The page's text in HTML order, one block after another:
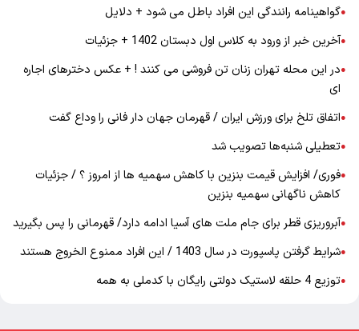
●گواهینامه رانندگی این افراد باطل می شود + دلایل
●آخرین خبر از ورود به کلاس اول دبستان 1402 + جزئیات
●در این محله تهران زنان تن فروشی می کنند ! + عکس دخترهای اجاره
ای
●اتفاق تلخ برای ورزش ایران / قهرمان جهان دار فانی را وداع گفت
●تعطیلی شنبه‌ها تصویب شد
●فوری/ افزایش قیمت بنزین با کاهش سهمیه ها از امروز ؟ / جزئیات
کاهش ناگهانی سهمیه بنزین
●آبروریزی قطر برای جام ملت های آسیا ادامه دارد/ قهرمانی را پس بگیرید
●شرایط گرفتن پاسپورت در سال 1403 / این افراد ممنوع الخروج هستند
●توزیع 4 حلقه لاستیک دولتی رایگان با کدملی به همه